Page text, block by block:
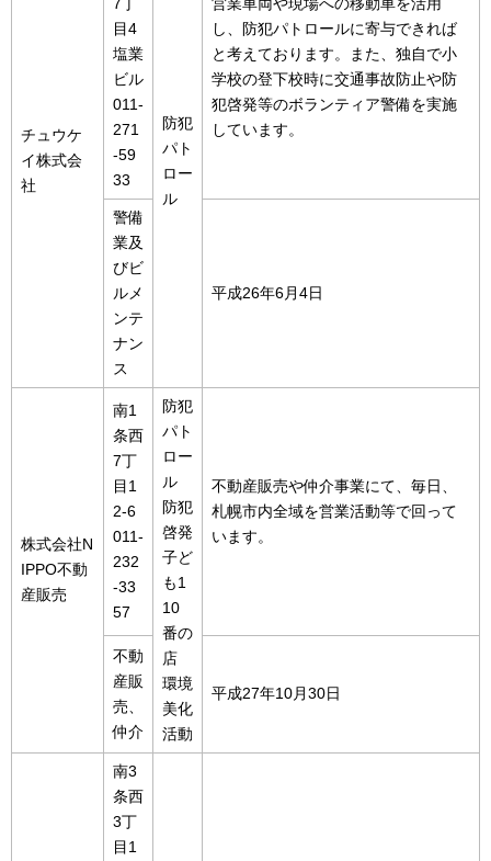
チュウケ
イ株式会
社
目4
塩業
ビル
011-
271
-59
33
防犯
パト
ロー
ル
し、防犯パトロールに寄与できれば
と考えております。また、独自で小
学校の登下校時に交通事故防止や防
犯啓発等のボランティア警備を実施
しています。
警備
業及
びビ
ルメ
ンテ
ナン
ス
平成26年6月4日
株式会社N
IPPO不動
産販売
南1
条西
7丁
目1
2-6
011-
232
-33
57
防犯
パト
ロー
ル
防犯
啓発
子ど
も1
10
番の
店
環境
美化
活動
不動産販売や仲介事業にて、毎日、
札幌市内全域を営業活動等で回って
います。
不動
産販
売、
仲介
平成27年10月30日
南3
条西
3丁
目1